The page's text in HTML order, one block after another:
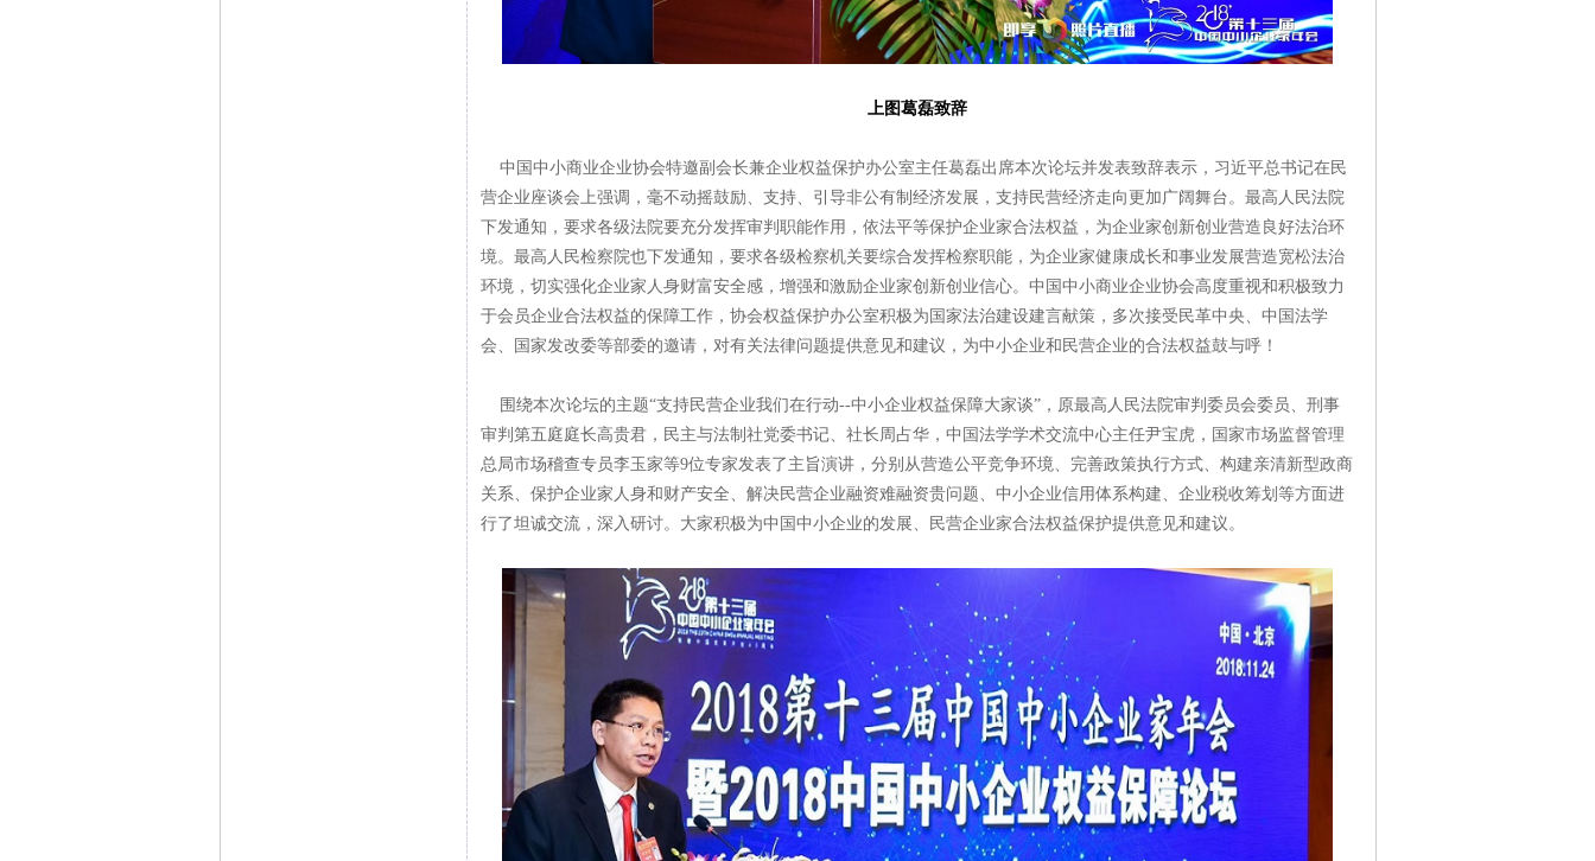
上图葛磊致辞
中国中小商业企业协会特邀副会长兼企业权益保护办公室主任葛磊出席本次论坛并发表致辞表示，习近平总书记在民
营企业座谈会上强调，毫不动摇鼓励、支持、引导非公有制经济发展，支持民营经济走向更加广阔舞台。最高人民法院
下发通知，要求各级法院要充分发挥审判职能作用，依法平等保护企业家合法权益，为企业家创新创业营造良好法治环
境。最高人民检察院也下发通知，要求各级检察机关要综合发挥检察职能，为企业家健康成长和事业发展营造宽松法治
环境，切实强化企业家人身财富安全感，增强和激励企业家创新创业信心。中国中小商业企业协会高度重视和积极致力
于会员企业合法权益的保障工作，协会权益保护办公室积极为国家法治建设建言献策，多次接受民革中央、中国法学
会、国家发改委等部委的邀请，对有关法律问题提供意见和建议，为中小企业和民营企业的合法权益鼓与呼！
围绕本次论坛的主题“支持民营企业我们在行动--中小企业权益保障大家谈”，原最高人民法院审判委员会委员、刑事
审判第五庭庭长高贵君，民主与法制社党委书记、社长周占华，中国法学学术交流中心主任尹宝虎，国家市场监督管理
总局市场稽查专员李玉家等9位专家发表了主旨演讲，分别从营造公平竞争环境、完善政策执行方式、构建亲清新型政商
关系、保护企业家人身和财产安全、解决民营企业融资难融资贵问题、中小企业信用体系构建、企业税收筹划等方面进
行了坦诚交流，深入研讨。大家积极为中国中小企业的发展、民营企业家合法权益保护提供意见和建议。